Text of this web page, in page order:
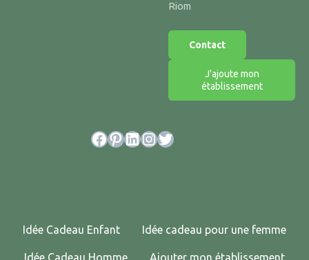
Riom
Contact
J'ajoute mon
établissement
Facebook Pinterest LinkedIn InstagramTwitter
Idée Cadeau Enfant Idée cadeau pour une femme
Idée Cadeau Homme Ajouter mon établissement